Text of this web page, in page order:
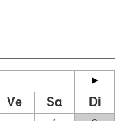
Ve Sa Di